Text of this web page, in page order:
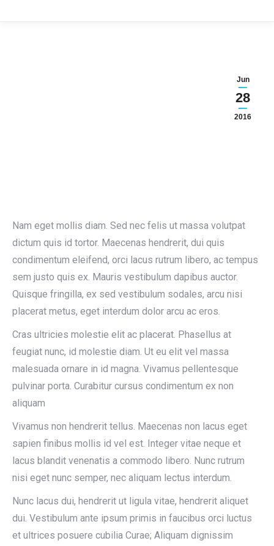
Jun
28
2016
Nam eget mollis diam. Sed nec felis ut massa volutpat
dictum quis id tortor. Maecenas hendrerit, dui quis
condimentum eleifend, orci lacus rutrum libero, ac tempus
sem justo quis ex. Mauris vestibulum dapibus auctor.
Quisque fringilla, ex sed vestibulum sodales, arcu nisi
placerat metus, eget interdum dolor arcu ac eros.
Cras ultricies molestie elit ac placerat. Phasellus at
feugiat nunc, id molestie diam. Ut eu elit vel massa
malesuada ornare in id magna. Vivamus pellentesque
pulvinar porta. Curabitur cursus condimentum ex non
aliquam
Vivamus non hendrerit tellus. Maecenas non lacus eget
sapien finibus mollis id vel est. Integer vitae neque et
lacus blandit venenatis a commodo libero. Nunc rutrum
nisi eget nunc semper, nec aliquam lectus interdum.
Nunc lacus dui, hendrerit ut ligula vitae, hendrerit aliquet
dui. Vestibulum ante ipsum primis in faucibus orci luctus
et ultrices posuere cubilia Curae; Aliquam dignissim